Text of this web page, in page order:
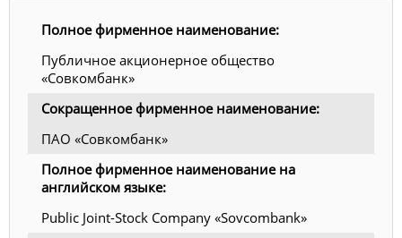
Полное фирменное наименование:
Публичное акционерное общество
«Совкомбанк»
Сокращенное фирменное наименование:
ПАО «Совкомбанк»
Полное фирменное наименование на
английском языке:
Public Joint-Stock Company «Sovcombank»